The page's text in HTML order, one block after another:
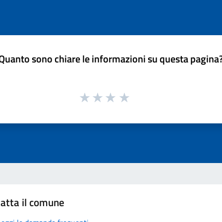
sono chiare le informazioni su questa
il comune